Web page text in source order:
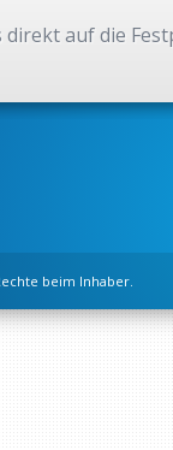
direkt auf die
beim Inhaber.